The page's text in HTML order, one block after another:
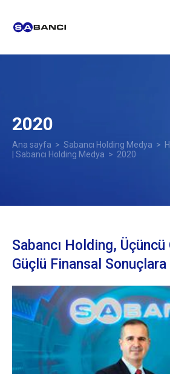
2020
Ana sayfa > Sabancı Holding Medya >
| Sabancı Holding Medya > 2020
Sabancı Holding,
Güçlü Finansal